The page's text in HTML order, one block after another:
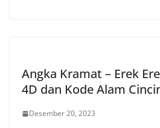
Angka Kramat – Erek
4D dan Kode Alam
Desember 20, 2023